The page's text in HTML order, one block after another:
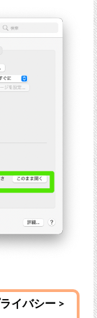
イバシー >